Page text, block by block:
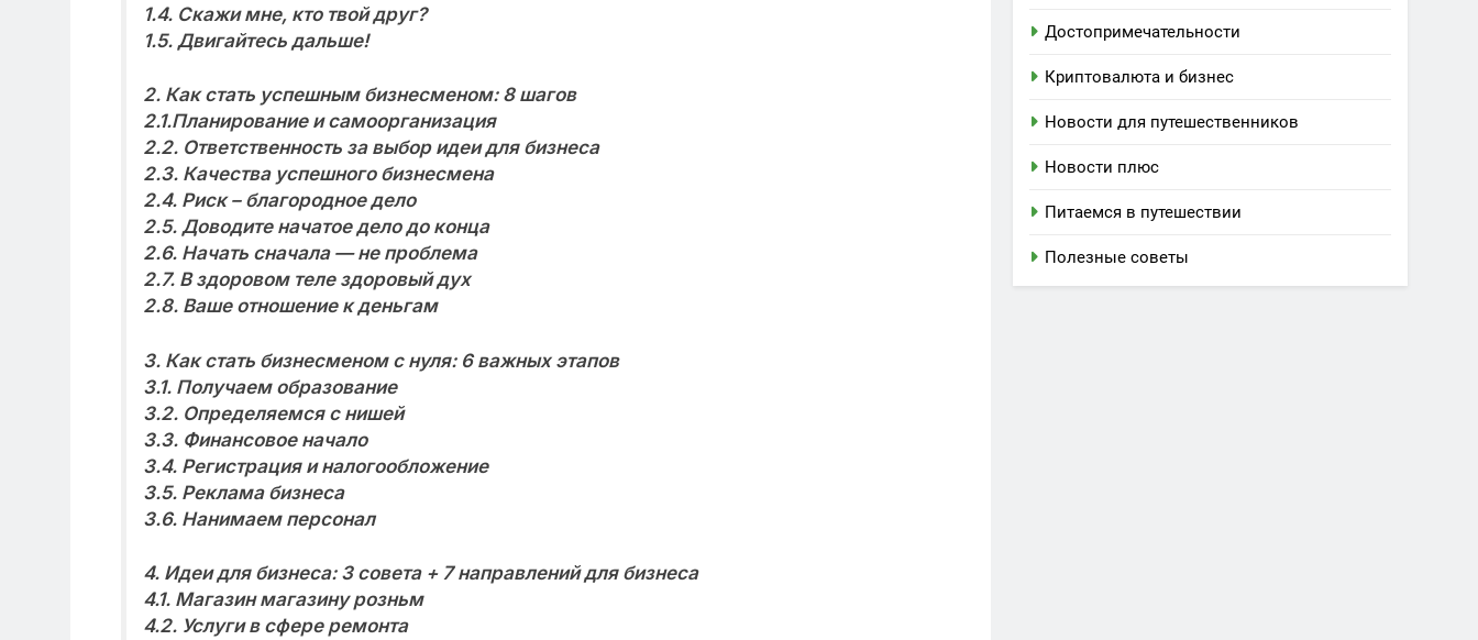
1.4. Скажи мне, кто твой друг?
1.5. Двигайтесь дальше!
2. Как стать успешным бизнесменом: 8 шагов
2.1.Планирование и самоорганизация
2.2. Ответственность за выбор идеи для бизнеса
2.3. Качества успешного бизнесмена
2.4. Риск – благородное дело
2.5. Доводите начатое дело до конца
2.6. Начать сначала — не проблема
2.7. В здоровом теле здоровый дух
2.8. Ваше отношение к деньгам
3. Как стать бизнесменом с нуля: 6 важных этапов
3.1. Получаем образование
3.2. Определяемся с нишей
3.3. Финансовое начало
3.4. Регистрация и налогообложение
3.5. Реклама бизнеса
3.6. Нанимаем персонал
4. Идеи для бизнеса: 3 совета + 7 направлений для бизнеса
4.1. Магазин магазину розньм
4.2. Услуги в сфере ремонта
Достопримечательности
Криптовалюта и бизнес
Новости для путешественников
Новости плюс
Питаемся в путешествии
Полезные советы